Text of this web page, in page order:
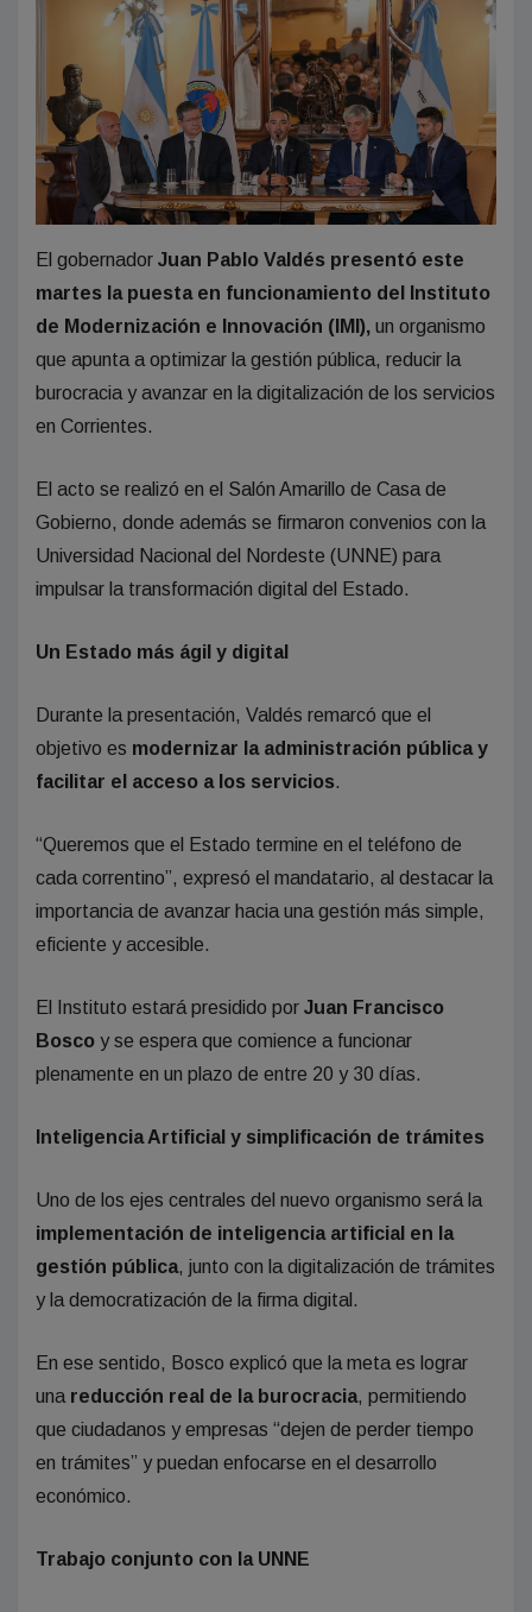
El gobernador Juan Pablo Valdés presentó este
martes la puesta en funcionamiento del Instituto
de Modernización e Innovación (IMI), un organismo
que apunta a optimizar la gestión pública, reducir la
burocracia y avanzar en la digitalización de los servicios
en Corrientes.
El acto se realizó en el Salón Amarillo de Casa de
Gobierno, donde además se firmaron convenios con la
Universidad Nacional del Nordeste (UNNE) para
impulsar la transformación digital del Estado.
Un Estado más ágil y digital
Durante la presentación, Valdés remarcó que el
objetivo es modernizar la administración pública y
facilitar el acceso a los servicios.
“Queremos que el Estado termine en el teléfono de
cada correntino”, expresó el mandatario, al destacar la
importancia de avanzar hacia una gestión más simple,
eficiente y accesible.
El Instituto estará presidido por Juan Francisco
Bosco y se espera que comience a funcionar
plenamente en un plazo de entre 20 y 30 días.
Inteligencia Artificial y simplificación de trámites
Uno de los ejes centrales del nuevo organismo será la
implementación de inteligencia artificial en la
gestión pública, junto con la digitalización de trámites
y la democratización de la firma digital.
En ese sentido, Bosco explicó que la meta es lograr
una reducción real de la burocracia, permitiendo
que ciudadanos y empresas “dejen de perder tiempo
en trámites” y puedan enfocarse en el desarrollo
económico.
Trabajo conjunto con la UNNE